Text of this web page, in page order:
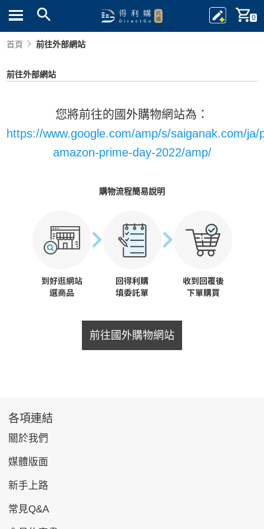
0
首頁 前往外部網站
前往外部網站
您將前往的國外購物網站為：
https://www.google.com/amp/s/saiganak.com/
amazon-prime-day-2022/amp/
購物流程簡易說明
前往國外購物網站
各項連結
關於我們
媒體版面
新手上路
常見Q&A